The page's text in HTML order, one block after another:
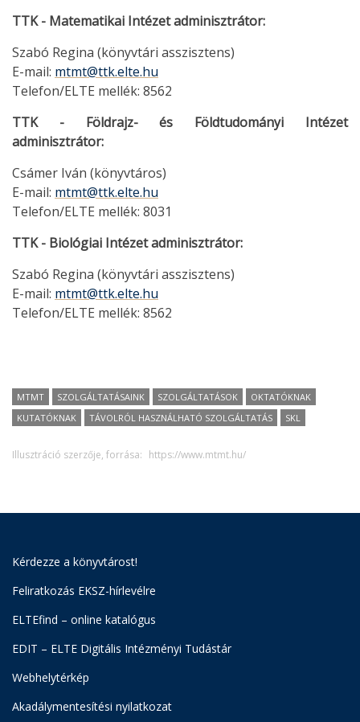
TTK - Matematikai Intézet adminisztrátor:
Szabó Regina (könyvtári asszisztens)
E-mail: mtmt@ttk.elte.hu
Telefon/ELTE mellék: 8562
TTK - Földrajz- és Földtudományi Intézet
adminisztrátor:
Csámer Iván (könyvtáros)
E-mail: mtmt@ttk.elte.hu
Telefon/ELTE mellék: 8031
TTK - Biológiai Intézet adminisztrátor:
Szabó Regina (könyvtári asszisztens)
E-mail: mtmt@ttk.elte.hu
Telefon/ELTE mellék: 8562
MTMT SZOLGÁLTATÁSAINK SZOLGÁLTATÁSOK
OKTATÓKNAK
KUTATÓKNAK
TÁVOLRÓL HASZNÁLHATÓ SZOLGÁLTATÁS SKL
Illusztráció szerzője, forrása: https://www.mtmt.hu/
Kérdezze a könyvtárost!
Feliratkozás EKSZ-hírlevélre
ELTEfind – online katalógus
EDIT – ELTE Digitális Intézményi Tudástár
Webhelytérkép
Akadálymentesítési nyilatkozat